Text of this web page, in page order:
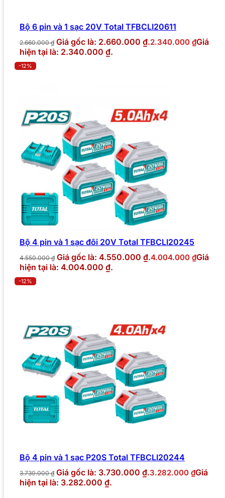
Bộ 6 pin và 1 sạc 20V Total TFBCLI20611
2.660.000₫ Giá gốc là: 2.660.000 ₫.2.340.000 ₫Giá
hiện tại là: 2.340.000 ₫.
-12%
Bộ 4 pin và 1 sạc đôi 20V Total TFBCLI20245
4.550.000₫ Giá gốc là: 4.550.000 ₫.4.004.000 ₫Giá
hiện tại là: 4.004.000 ₫.
-12%
Bộ 4 pin và 1 sạc P20S Total TFBCLI20244
3.730.000₫ Giá gốc là: 3.730.000 ₫.3.282.000 ₫Giá
hiện tại là: 3.282.000 ₫.